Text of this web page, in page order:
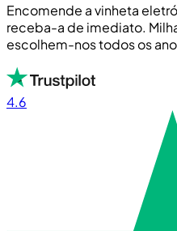
Encomende a vinheta
receba-a de imediato.
escolhem-nos todos os
4.6